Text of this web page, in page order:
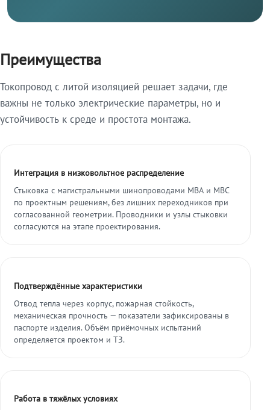
Преимущества
Токопровод с литой изоляцией решает задачи, где
важны не только электрические параметры, но и
устойчивость к среде и простота монтажа.
Интеграция в низковольтное распределение
Стыковка с магистральными шинопроводами МВА и МВС
по проектным решениям, без лишних переходников при
согласованной геометрии. Проводники и узлы стыковки
согласуются на этапе проектирования.
Подтверждённые характеристики
Отвод тепла через корпус, пожарная стойкость,
механическая прочность — показатели зафиксированы в
паспорте изделия. Объём приёмочных испытаний
определяется проектом и ТЗ.
Работа в тяжёлых условиях